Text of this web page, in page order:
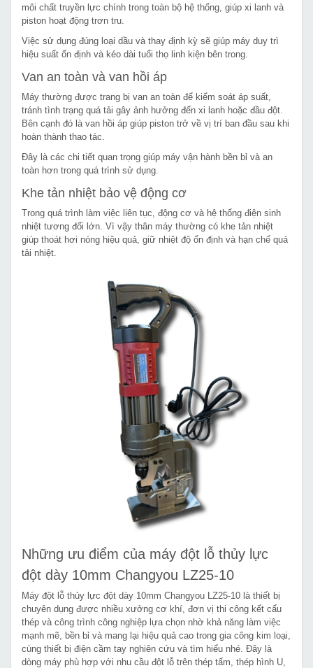
môi chất truyền lực chính trong toàn bộ hệ thống, giúp xi lanh và
piston hoạt động trơn tru.
Việc sử dụng đúng loại dầu và thay định kỳ sẽ giúp máy duy trì
hiệu suất ổn định và kéo dài tuổi thọ linh kiện bên trong.
Van an toàn và van hồi áp
Máy thường được trang bị van an toàn để kiểm soát áp suất,
tránh tình trạng quá tải gây ảnh hưởng đến xi lanh hoặc đầu đột.
Bên cạnh đó là van hồi áp giúp piston trở về vị trí ban đầu sau khi
hoàn thành thao tác.
Đây là các chi tiết quan trọng giúp máy vận hành bền bỉ và an
toàn hơn trong quá trình sử dụng.
Khe tản nhiệt bảo vệ động cơ
Trong quá trình làm việc liên tục, động cơ và hệ thống điện sinh
nhiệt tương đối lớn. Vì vậy thân máy thường có khe tản nhiệt
giúp thoát hơi nóng hiệu quả, giữ nhiệt độ ổn định và hạn chế quá
tải nhiệt.
Những ưu điểm của máy đột lỗ thủy lực
đột dày 10mm Changyou LZ25-10
Máy đột lỗ thủy lực đột dày 10mm Changyou LZ25-10 là thiết bị
chuyên dụng được nhiều xưởng cơ khí, đơn vị thi công kết cấu
thép và công trình công nghiệp lựa chọn nhờ khả năng làm việc
mạnh mẽ, bền bỉ và mang lại hiệu quả cao trong gia công kim loại,
cùng thiết bị điện cầm tay nghiên cứu và tìm hiểu nhé. Đây là
dòng máy phù hợp với nhu cầu đột lỗ trên thép tấm, thép hình U,